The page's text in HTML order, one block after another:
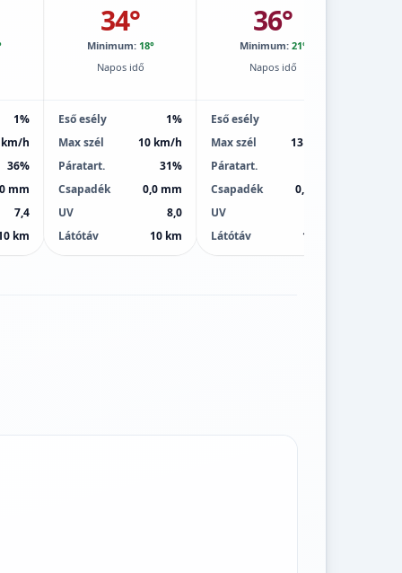
1%
km/h
36%
mm
7,4
km
34°
Minimum: 18°
Napos idő
Eső esély
1%
Max szél
10 km/h
Páratart.
31%
Csapadék
0,0 mm
UV
8,0
Látótáv
10 km
36°
Minimum: 21°
Napos idő
Eső esély
Max szél
13 km/h
Páratart.
Csapadék
0,0 mm
UV
Látótáv
10 km